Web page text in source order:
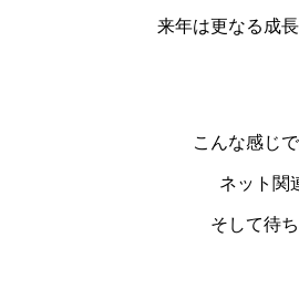
来年は更なる成
こんな感じ
ネット関
そして待